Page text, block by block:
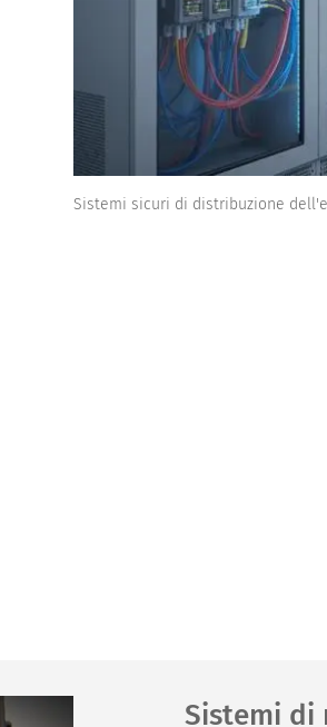
Sistemi sicuri di distribuzione
Sistemi di